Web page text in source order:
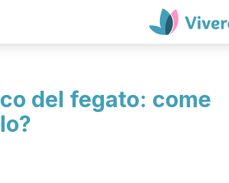
del fegato: come